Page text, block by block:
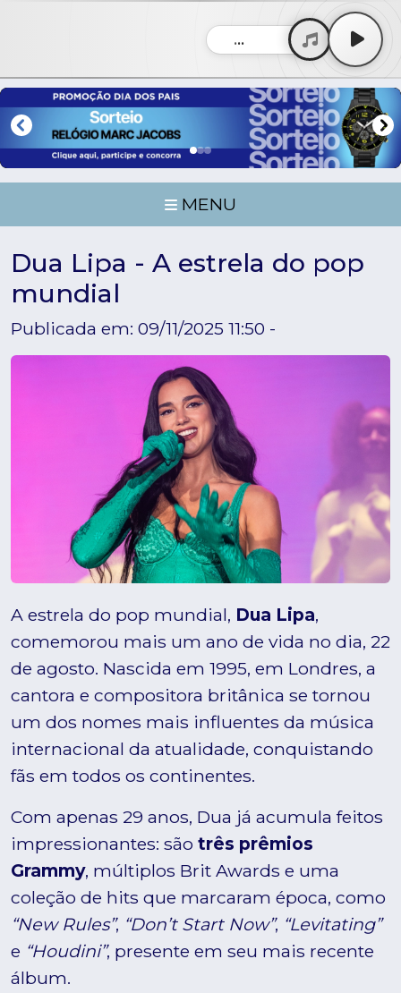
...
MENU
Dua Lipa - A estrela do pop
mundial
Publicada em: 09/11/2025 11:50 -
A estrela do pop mundial, Dua Lipa,
comemorou mais um ano de vida no dia, 22
de agosto. Nascida em 1995, em Londres, a
cantora e compositora britânica se tornou
um dos nomes mais influentes da música
internacional da atualidade, conquistando
fãs em todos os continentes.
Com apenas 29 anos, Dua já acumula feitos
impressionantes: são três prêmios
Grammy, múltiplos Brit Awards e uma
coleção de hits que marcaram época, como
“New Rules”, “Don’t Start Now”, “Levitating”
e “Houdini”, presente em seu mais recente
álbum.